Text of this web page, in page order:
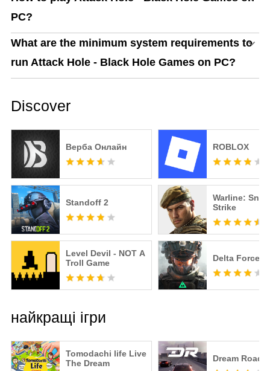
PC?
What are the minimum system requirements to
run Attack Hole - Black Hole Games on PC?
Discover
Верба Онлайн ROBLOX
Standoff 2
Warline:
Strike
Level Devil - NOT A
Troll Game
Delta Force
найкращі ігри
Tomodachi life Live
The Dream
Dream Road: